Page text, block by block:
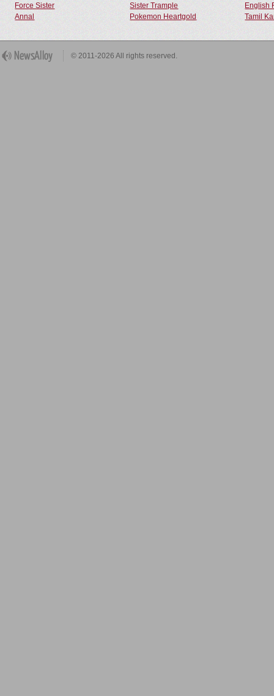
Force Sister Sister Trample
English
Annal
Pokemon Heartgold Tamil
© 2011-2026 All rights reserved.